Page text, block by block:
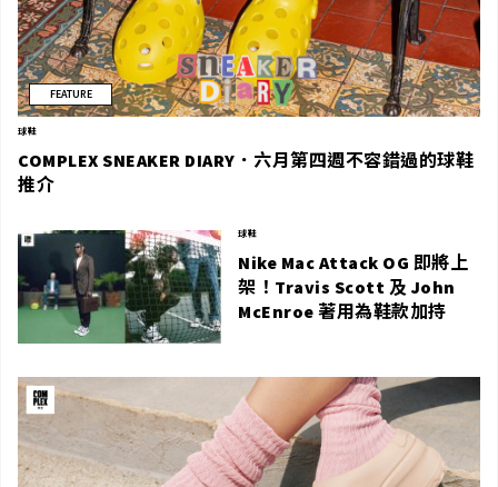
FEATURE
球鞋
COMPLEX SNEAKER DIARY．六月第四週不容錯過的球鞋
推介
球鞋
Nike Mac Attack OG 即將上
架！Travis Scott 及 John
McEnroe 著用為鞋款加持